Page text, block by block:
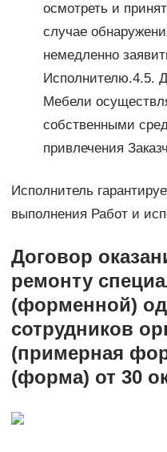
осмотреть и
случае
немедленно
Исполнителю.4.5.
Мебели
собственными
привлечения
Исполнитель
выполнения Работ и
Договор
ремонту
(форменной)
сотрудников
(примерная
(форма) от 30